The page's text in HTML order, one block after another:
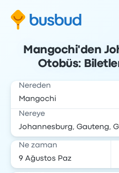
Mangochi'den
Otobüs:
Nereden
Nereye
Ne zaman